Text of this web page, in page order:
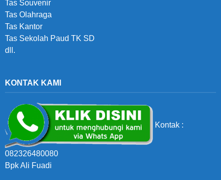
Tas Souvenir
Tas Olahraga
Tas Kantor
Tas Sekolah Paud TK SD
dll.
KONTAK KAMI
Kontak :
082326480080
Bpk Ali Fuadi